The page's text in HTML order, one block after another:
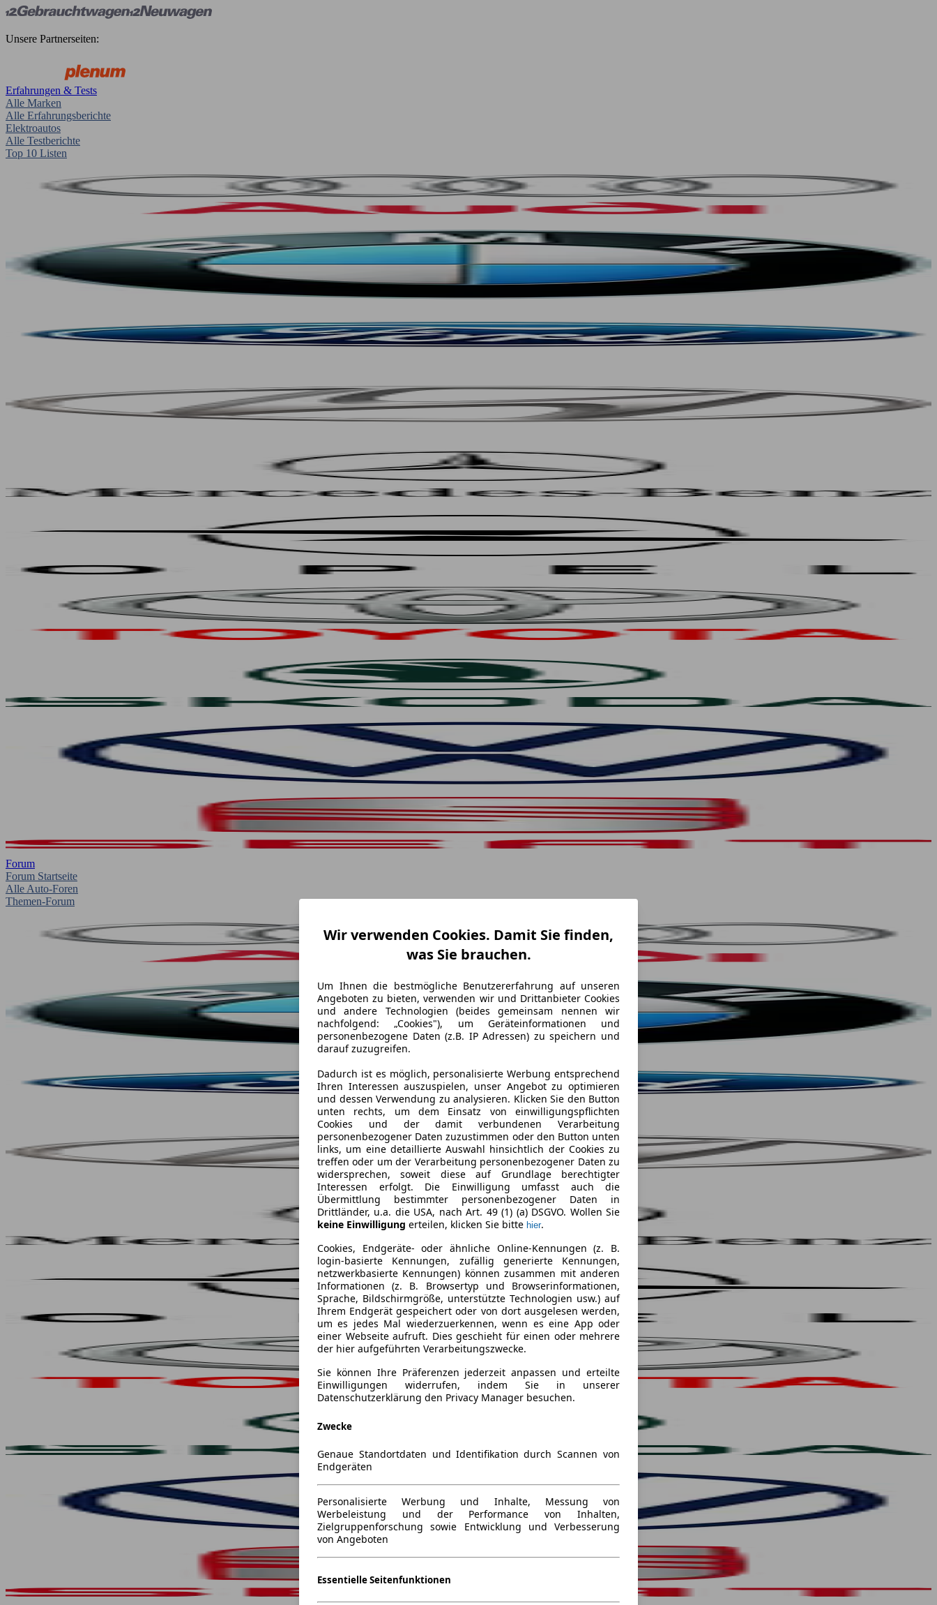
Unsere Partnerseiten:
Erfahrungen & Tests
Alle Marken
Alle Erfahrungsberichte
Elektroautos
Alle Testberichte
Top 10 Listen
Forum
Forum Startseite
Alle Auto-Foren
Themen-Forum
Wir verwenden Cookies. Damit Sie finden,
was Sie brauchen.
Um Ihnen die bestmögliche Benutzererfahrung auf unseren
Angeboten zu bieten, verwenden wir und Drittanbieter Cookies
und andere Technologien (beides gemeinsam nennen wir
nachfolgend: „Cookies"), um Geräteinformationen und
personenbezogene Daten (z.B. IP Adressen) zu speichern und
darauf zuzugreifen.
Dadurch ist es möglich, personalisierte Werbung entsprechend
Ihren Interessen auszuspielen, unser Angebot zu optimieren
und dessen Verwendung zu analysieren. Klicken Sie den Button
unten rechts, um dem Einsatz von einwilligungspflichten
Cookies und der damit verbundenen Verarbeitung
personenbezogener Daten zuzustimmen oder den Button unten
links, um eine detaillierte Auswahl hinsichtlich der Cookies zu
treffen oder um der Verarbeitung personenbezogener Daten zu
widersprechen, soweit diese auf Grundlage berechtigter
Interessen erfolgt. Die Einwilligung umfasst auch die
Übermittlung bestimmter personenbezogener Daten in
Drittländer, u.a. die USA, nach Art. 49 (1) (a) DSGVO. Wollen Sie
keine Einwilligung erteilen, klicken Sie bitte hier.
Cookies, Endgeräte- oder ähnliche Online-Kennungen (z. B.
login-basierte Kennungen, zufällig generierte Kennungen,
netzwerkbasierte Kennungen) können zusammen mit anderen
Informationen (z. B. Browsertyp und Browserinformationen,
Sprache, Bildschirmgröße, unterstützte Technologien usw.) auf
Ihrem Endgerät gespeichert oder von dort ausgelesen werden,
um es jedes Mal wiederzuerkennen, wenn es eine App oder
einer Webseite aufruft. Dies geschieht für einen oder mehrere
der hier aufgeführten Verarbeitungszwecke.
Sie können Ihre Präferenzen jederzeit anpassen und erteilte
Einwilligungen widerrufen, indem Sie in unserer
Datenschutzerklärung den Privacy Manager besuchen.
Zwecke
Genaue Standortdaten und Identifikation durch Scannen von
Endgeräten
Personalisierte Werbung und Inhalte, Messung von
Werbeleistung und der Performance von Inhalten,
Zielgruppenforschung sowie Entwicklung und Verbesserung
von Angeboten
Essentielle Seitenfunktionen